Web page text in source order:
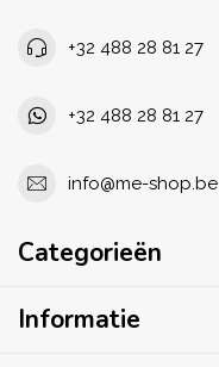
+32 488 28 81 27
+32 488 28 81 27
info@me-shop.be
Categorieën
Informatie